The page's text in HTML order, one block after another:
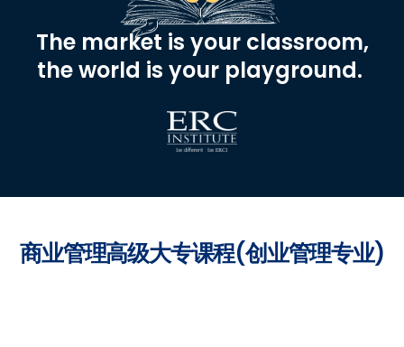
The market is your classroom,
the world is your playground. ​
商业管理高级大专课程(创业管理专业)